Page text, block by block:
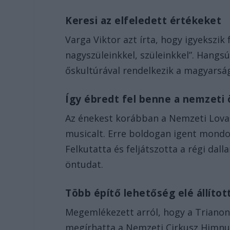
Keresi az elfeledett értékeket
Varga Viktor azt írta, hogy
nagyszüleinkkel, szüleinkkel”.
őskultúrával rendelkezik a
Így ébredt fel benne a nemzeti
Az énekest korábban a Nemzeti
musicalt. Erre boldogan igent
Felkutatta és feljátszotta a régi
öntudat.
Több építő lehetőség elé
Megemlékezett arról, hogy a
megírhatta a Nemzeti Cirkusz